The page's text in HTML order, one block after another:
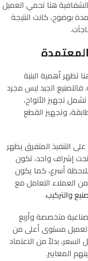
هنا تحمي العميل
بوضوح، كانت النتيجة
تظهر أهمية البنية
فالتصنيع الجيد ليس مجرد
تجهيز الألواح،
وتجهيز القطع
التنفيذ المتفرق يظهر
إشراف واحد، تكون
أسرع، كما يكون
العملاء التعامل مع
والتركيب.
متخصصة وأربع
مستوى أعلى من
بدلاً من الاعتماد
المعايير.